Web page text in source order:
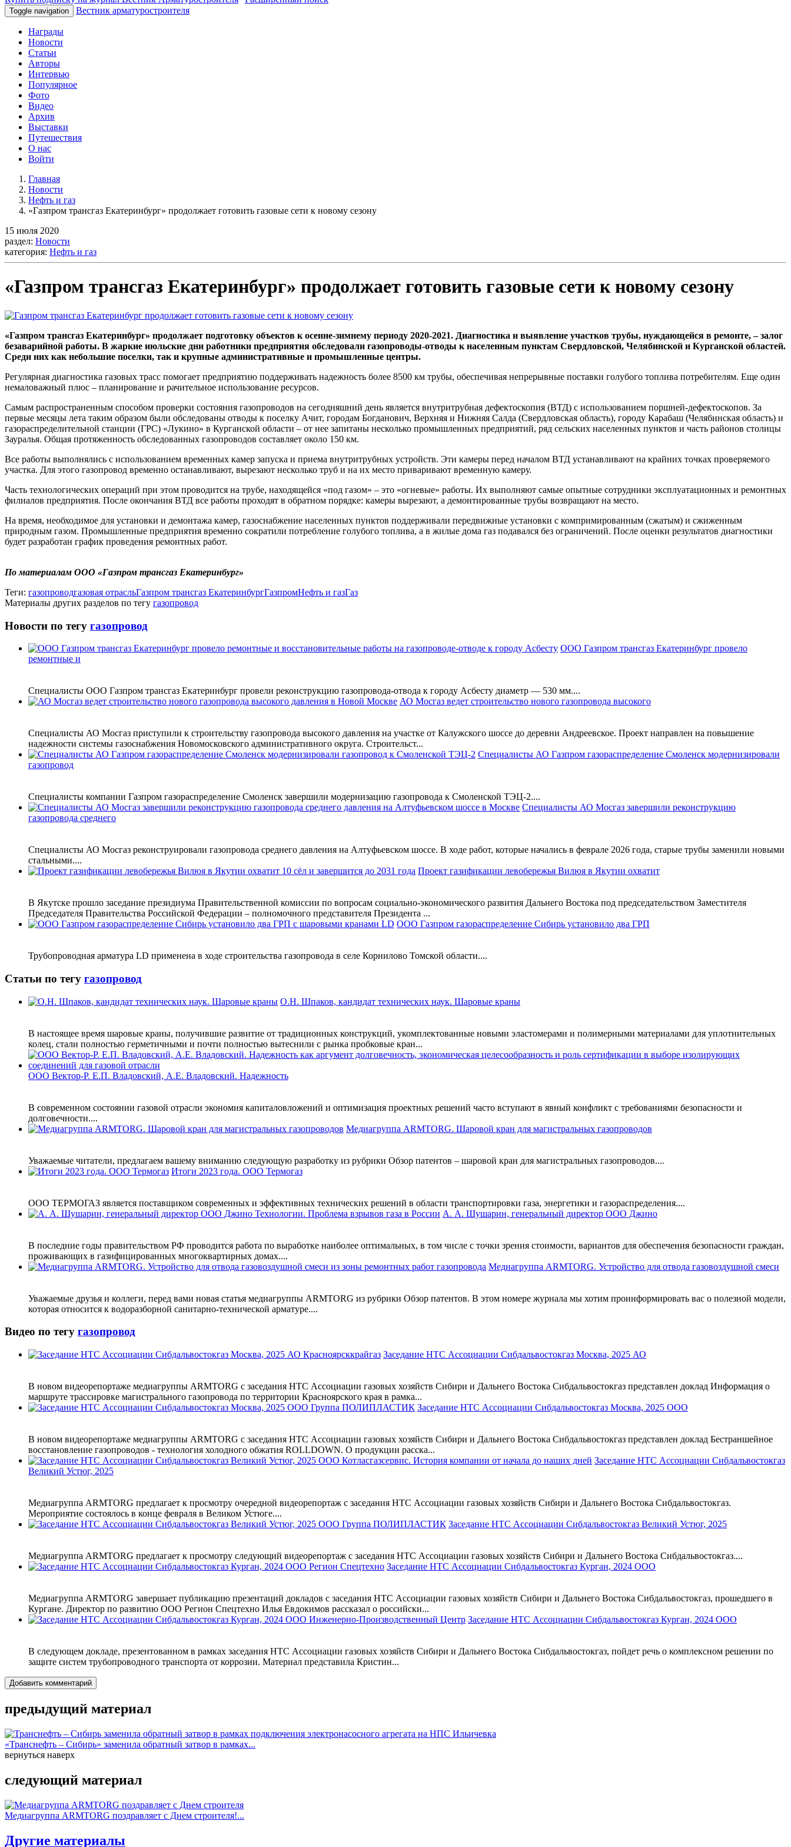
Toggle navigation Вестник арматуростроителя
Награды
Новости
Статьи
Авторы
Интервью
Популярное
Фото
Видео
Архив
Выставки
Путешествия
О нас
Войти
Главная
Новости
Нефть и газ
«Газпром трансгаз Екатеринбург» продолжает готовить газовые сети к новому сезону
15 июля 2020
раздел: Новости
категория: Нефть и газ
«Газпром трансгаз Екатеринбург» продолжает готовить газовые сети к новому сезону
«Газпром трансгаз Екатеринбург» продолжает подготовку объектов к осенне-зимнему периоду 2020-2021. Диагностика и выявление участков трубы, нуждающейся в ремонте, – залог
безаварийной работы. В жаркие июльские дни работники предприятия обследовали газопроводы-отводы к населенным пунктам Свердловской, Челябинской и Курганской областей.
Среди них как небольшие поселки, так и крупные административные и промышленные центры.
Регулярная диагностика газовых трасс помогает предприятию поддерживать надежность более 8500 км трубы, обеспечивая непрерывные поставки голубого топлива потребителям. Еще один
немаловажный плюс – планирование и рачительное использование ресурсов.
Самым распространенным способом проверки состояния газопроводов на сегодняшний день является внутритрубная дефектоскопия (ВТД) с использованием поршней-дефектоскопов. За
первые месяцы лета таким образом были обследованы отводы к поселку Ачит, городам Богданович, Верхняя и Нижняя Салда (Свердловская область), городу Карабаш (Челябинская область) и
газораспределительной станции (ГРС) «Лукино» в Курганской области – от нее запитаны несколько промышленных предприятий, ряд сельских населенных пунктов и часть районов столицы
Зауралья. Общая протяженность обследованных газопроводов составляет около 150 км.
Все работы выполнялись с использованием временных камер запуска и приема внутритрубных устройств. Эти камеры перед началом ВТД устанавливают на крайних точках проверяемого
участка. Для этого газопровод временно останавливают, вырезают несколько труб и на их место приваривают временную камеру.
Часть технологических операций при этом проводится на трубе, находящейся «под газом» – это «огневые» работы. Их выполняют самые опытные сотрудники эксплуатационных и ремонтных
филиалов предприятия. После окончания ВТД все работы проходят в обратном порядке: камеры вырезают, а демонтированные трубы возвращают на место.
На время, необходимое для установки и демонтажа камер, газоснабжение населенных пунктов поддерживали передвижные установки с компримированным (сжатым) и сжиженным
природным газом. Промышленные предприятия временно сократили потребление голубого топлива, а в жилые дома газ подавался без ограничений. После оценки результатов диагностики
будет разработан график проведения ремонтных работ.
По материалам ООО «Газпром трансгаз Екатеринбург»
Теги: газопроводгазовая отрасльГазпром трансгаз ЕкатеринбургГазпромНефть и газГаз
Материалы других разделов по тегу газопровод
Новости по тегу газопровод
ООО Газпром трансгаз Екатеринбург провело
ремонтные и
Специалисты ООО Газпром трансгаз Екатеринбург провели реконструкцию газопровода‑отвода к городу Асбесту диаметр — 530 мм....
АО Мосгаз ведет строительство нового газопровода высокого
Специалисты АО Мосгаз приступили к строительству газопровода высокого давления на участке от Калужского шоссе до деревни Андреевское. Проект направлен на повышение
надежности системы газоснабжения Новомосковского административного округа. Строительст...
Специалисты АО Газпром газораспределение Смоленск модернизировали
газопровод
Специалисты компании Газпром газораспределение Смоленск завершили модернизацию газопровода к Смоленской ТЭЦ-2....
Специалисты АО Мосгаз завершили реконструкцию
газопровода среднего
Специалисты АО Мосгаз реконструировали газопровода среднего давления на Алтуфьевском шоссе. В ходе работ, которые начались в феврале 2026 года, старые трубы заменили новыми
стальными....
Проект газификации левобережья Вилюя в Якутии охватит
В Якутске прошло заседание президиума Правительственной комиссии по вопросам социально-экономического развития Дальнего Востока под председательством Заместителя
Председателя Правительства Российской Федерации – полномочного представителя Президента ...
ООО Газпром газораспределение Сибирь установило два ГРП
Трубопроводная арматура LD применена в ходе строительства газопровода в селе Корнилово Томской области....
Статьи по тегу газопровод
О.Н. Шпаков, кандидат технических наук. Шаровые краны
В настоящее время шаровые краны, получившие развитие от традиционных конструкций, укомплектованные новыми эластомерами и полимерными материалами для уплотнительных
колец, стали полностью герметичными и почти полностью вытеснили с рынка пробковые кран...
ООО Вектор-Р. Е.П. Владовский, А.Е. Владовский. Надежность
В современном состоянии газовой отрасли экономия капиталовложений и оптимизация проектных решений часто вступают в явный конфликт с требованиями безопасности и
долговечности....
Медиагруппа ARMTORG. Шаровой кран для магистральных газопроводов
Уважаемые читатели, предлагаем вашему вниманию следующую разработку из рубрики Обзор патентов – шаровой кран для магистральных газопроводов....
Итоги 2023 года. ООО Термогаз
ООО ТЕРМОГАЗ является поставщиком современных и эффективных технических решений в области транспортировки газа, энергетики и газораспределения....
А. А. Шушарин, генеральный директор ООО Джино
В последние годы правительством РФ проводится работа по выработке наиболее оптимальных, в том числе с точки зрения стоимости, вариантов для обеспечения безопасности граждан,
проживающих в газифицированных многоквартирных домах....
Медиагруппа ARMTORG. Устройство для отвода газовоздушной смеси
Уважаемые друзья и коллеги, перед вами новая статья медиагруппы ARMTORG из рубрики Обзор патентов. В этом номере журнала мы хотим проинформировать вас о полезной модели,
которая относится к водоразборной санитарно-технической арматуре....
Видео по тегу газопровод
Заседание НТС Ассоциации Сибдальвостокгаз Москва, 2025 АО
В новом видеорепортаже медиагруппы ARMTORG с заседания НТС Ассоциации газовых хозяйств Сибири и Дальнего Востока Сибдальвостокгаз представлен доклад Информация о
маршруте трассировке магистрального газопровода по территории Красноярского края в рамка...
Заседание НТС Ассоциации Сибдальвостокгаз Москва, 2025 ООО
В новом видеорепортаже медиагруппы ARMTORG с заседания НТС Ассоциации газовых хозяйств Сибири и Дальнего Востока Сибдальвостокгаз представлен доклад Бестраншейное
восстановление газопроводов - технология холодного обжатия ROLLDOWN. О продукции расска...
Заседание НТС Ассоциации Сибдальвостокгаз
Великий Устюг, 2025
Медиагруппа ARMTORG предлагает к просмотру очередной видеорепортаж с заседания НТС Ассоциации газовых хозяйств Сибири и Дальнего Востока Сибдальвостокгаз.
Мероприятие состоялось в конце февраля в Великом Устюге....
Заседание НТС Ассоциации Сибдальвостокгаз Великий Устюг, 2025
Медиагруппа ARMTORG предлагает к просмотру следующий видеорепортаж с заседания НТС Ассоциации газовых хозяйств Сибири и Дальнего Востока Сибдальвостокгаз....
Заседание НТС Ассоциации Сибдальвостокгаз Курган, 2024 ООО
Медиагруппа ARMTORG завершает публикацию презентаций докладов с заседания НТС Ассоциации газовых хозяйств Сибири и Дальнего Востока Сибдальвостокгаз, прошедшего в
Кургане. Директор по развитию ООО Регион Спецтехно Илья Евдокимов рассказал о российски...
Заседание НТС Ассоциации Сибдальвостокгаз Курган, 2024 ООО
В следующем докладе, презентованном в рамках заседания НТС Ассоциации газовых хозяйств Сибири и Дальнего Востока Сибдальвостокгаз, пойдет речь о комплексном решении по
защите систем трубопроводного транспорта от коррозии. Материал представила Кристин...
Добавить комментарий
предыдущий материал
«Транснефть – Сибирь» заменила обратный затвор в рамках...
вернуться наверх
следующий материал
Медиагруппа ARMTORG поздравляет с Днем строителя!...
Другие материалы